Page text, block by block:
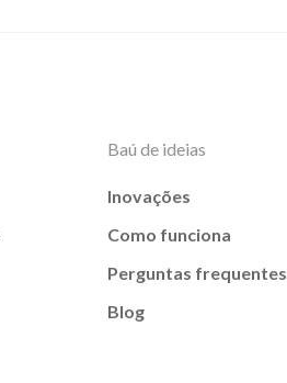
Baú de ideias
Inovações
Como funciona
Perguntas frequentes
Blog